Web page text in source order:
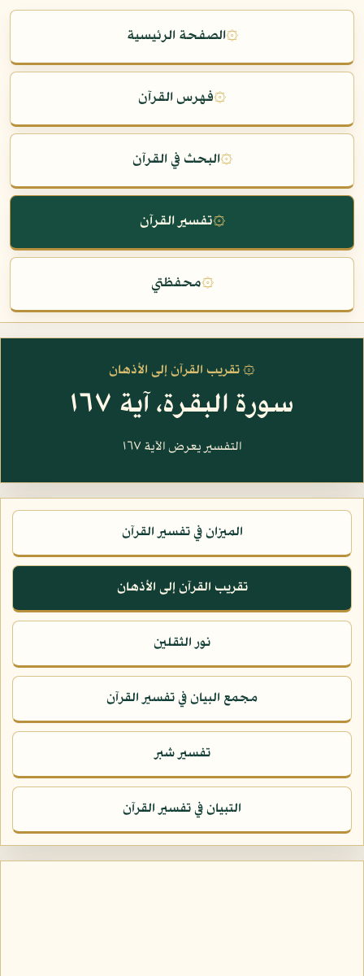
۞الصفحة الرئيسية
۞فهرس القرآن
۞البحث في القرآن
۞تفسير القرآن
۞محفظتي
۞ تقريب القرآن إلى الأذهان
سورة البقرة، آية ١٦٧
التفسير يعرض الآية ١٦٧
الميزان في تفسير القرآن
تقريب القرآن إلى الأذهان
نور الثقلين
مجمع البيان في تفسير القرآن
تفسير شبر
التبيان في تفسير القرآن